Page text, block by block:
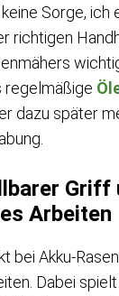
Sorge, ich
richtigen
regelmäßige
dazu später
Griff
Arbeiten
bei Akku-
Dabei